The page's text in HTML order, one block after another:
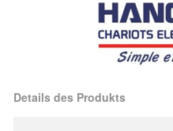
Details des Produkts